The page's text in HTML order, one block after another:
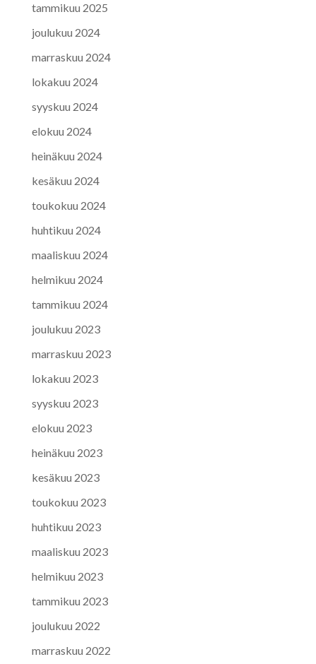
tammikuu 2025
joulukuu 2024
marraskuu 2024
lokakuu 2024
syyskuu 2024
elokuu 2024
heinäkuu 2024
kesäkuu 2024
toukokuu 2024
huhtikuu 2024
maaliskuu 2024
helmikuu 2024
tammikuu 2024
joulukuu 2023
marraskuu 2023
lokakuu 2023
syyskuu 2023
elokuu 2023
heinäkuu 2023
kesäkuu 2023
toukokuu 2023
huhtikuu 2023
maaliskuu 2023
helmikuu 2023
tammikuu 2023
joulukuu 2022
marraskuu 2022